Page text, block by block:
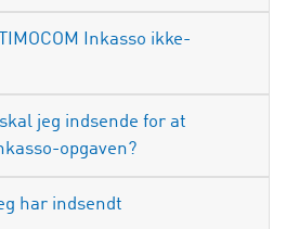
Inkasso ikke-
jeg indsende for at
opgaven?
har indsendt